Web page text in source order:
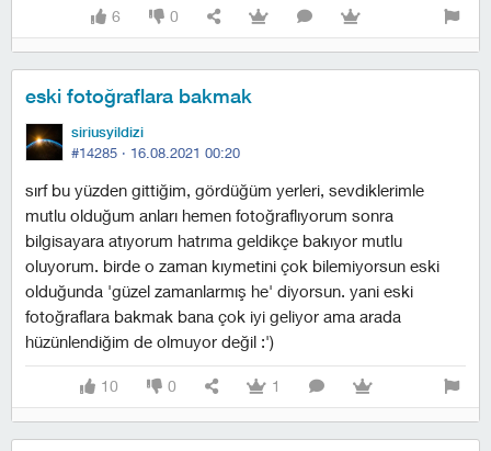
6 0
eski fotoğraflara bakmak
siriusyildizi
#14285 · 16.08.2021 00:20
sırf bu yüzden gittiğim, gördüğüm yerleri, sevdiklerimle
mutlu olduğum anları hemen fotoğraflıyorum sonra
bilgisayara atıyorum hatrıma geldikçe bakıyor mutlu
oluyorum. birde o zaman kıymetini çok bilemiyorsun eski
olduğunda 'güzel zamanlarmış he' diyorsun. yani eski
fotoğraflara bakmak bana çok iyi geliyor ama arada
hüzünlendiğim de olmuyor değil :')
10 0 1